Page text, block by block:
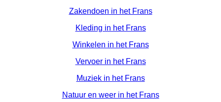
Zakendoen in het Frans
Kleding in het Frans
Winkelen in het Frans
Vervoer in het Frans
Muziek in het Frans
Natuur en weer in het Frans